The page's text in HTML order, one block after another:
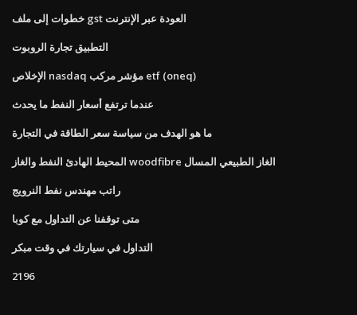
خطوات إلى ملف gst العودة عبر الإنترنت
التطبيق تجارة الروبوت
الإخلاص nasdaq مؤشر مركب etf (oneq)
عندما ترتفع أسعار النفط ما يحدث
ما هو الهدف من سياسة سعر الطاقة في التجارة
المحيط الهادئ النفط والغاز woodfibre الغاز الطبيعي المسال
راتب مهندس نفط النرويج
متى توقفنا عن التداول مع كوبا
التداول في سيارتك في وقت مبكر
2196